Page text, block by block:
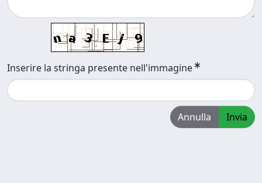
Inserire la stringa presente nell'immagine
Annulla Invia